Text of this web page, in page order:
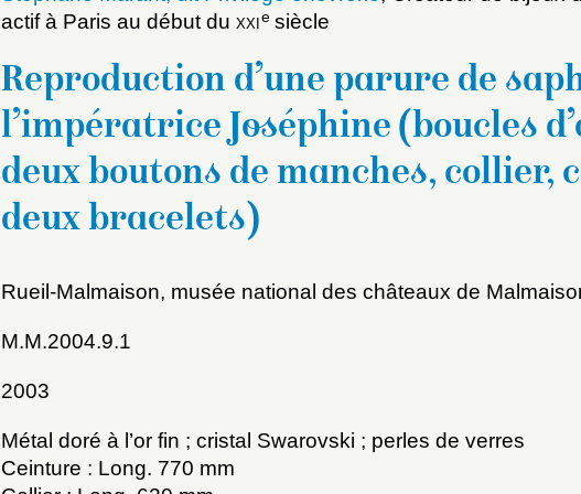
actif à Paris au début du xxiesiècle
Reproduction d’une parure de
l’impératrice Joséphine (boucles
deux boutons de manches, collier,
deux bracelets)
Rueil-Malmaison, musée national des châteaux de
M.M.2004.9.1
2003
Métal doré à l’or fin ; cristal Swarovski ; perles de verres
Ceinture : Long. 770 mm
Choix du dossier où ajouter la
Nom du dossier
Connexion